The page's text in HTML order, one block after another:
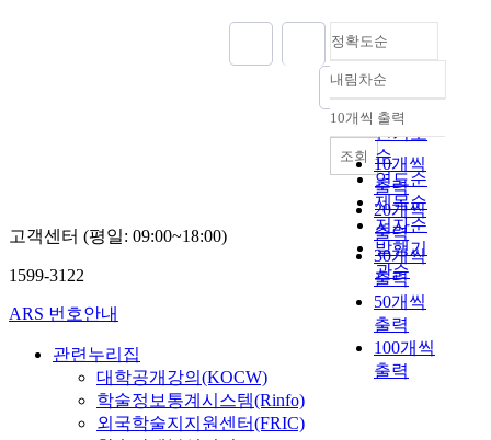
정확도순
정확도
순
인기도
순
연도순
제목순
저자순
발행기
관순
내림차순
내림차순
10개씩 출력
10개씩
출력
20개씩
출력
30개씩
출력
50개씩
출력
100개씩
출력
조회
고객센터 (평일: 09:00~18:00)
1599-3122
ARS 번호안내
관련누리집
대학공개강의(KOCW)
학술정보통계시스템(Rinfo)
외국학술지지원센터(FRIC)